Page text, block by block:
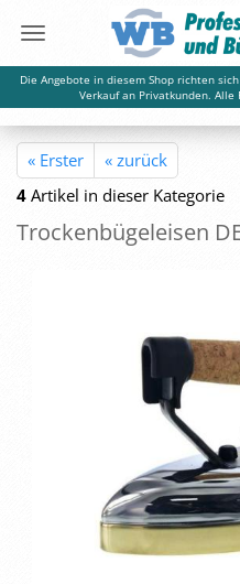
Die Angebote in diesem Shop richten
Verkauf an Privatkunden.
« Erster
« zurück
4 Artikel in dieser Kategorie
Tro­cken­bü­gel­eisen